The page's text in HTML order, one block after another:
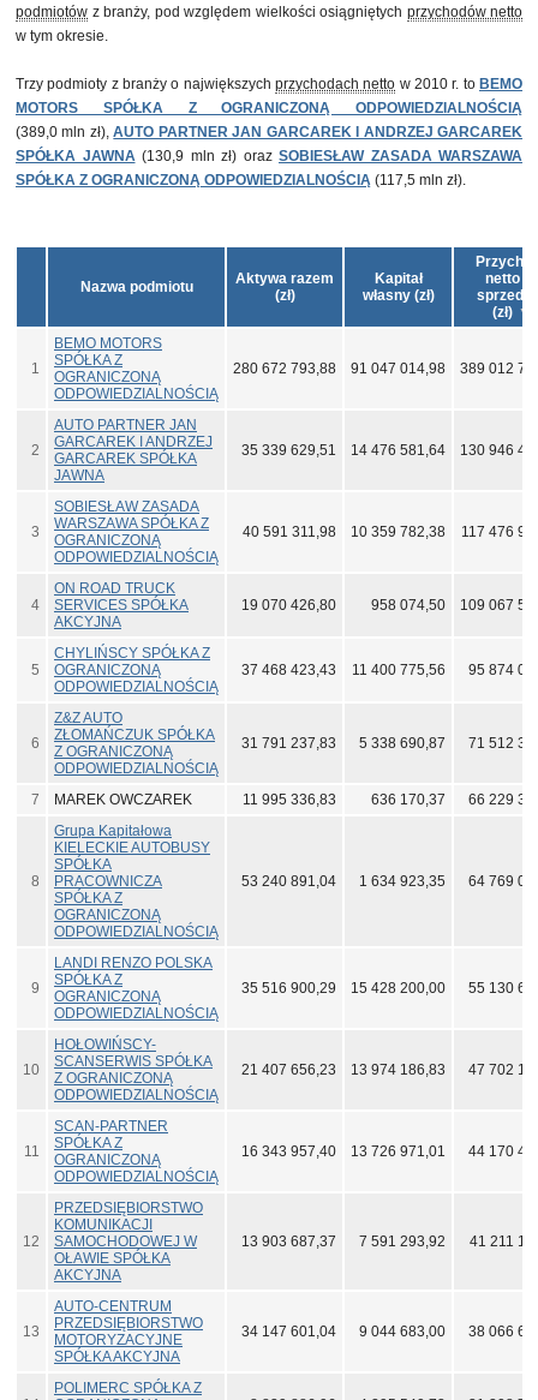
podmiotów z branży, pod względem wielkości osiągniętych przychodów netto
w tym okresie.
Trzy podmioty z branży o największych przychodach netto w 2010 r. to BEMO
MOTORS SPÓŁKA Z OGRANICZONĄ ODPOWIEDZIALNOŚCIĄ
(389,0 mln zł),AUTO PARTNER JAN GARCAREK I ANDRZEJ GARCAREK
SPÓŁKA JAWNA(130,9 mln zł) oraz SOBIESŁAW ZASADA WARSZAWA
SPÓŁKA Z OGRANICZONĄ ODPOWIEDZIALNOŚCIĄ (117,5 mln zł).
Nazwa podmiotu
Aktywa razem
(zł)
Kapitał
własny (zł)
netto ze
(zł)
1
BEMO MOTORS
SPÓŁKA Z
OGRANICZONĄ
ODPOWIEDZIALNOŚCIĄ
280 672 793,88 91 047 014,98 389 012
2
AUTO PARTNER JAN
GARCAREK I ANDRZEJ
GARCAREK SPÓŁKA
JAWNA
35 339 629,51 14 476 581,64 130 946
3
SOBIESŁAW ZASADA
WARSZAWA SPÓŁKA Z
OGRANICZONĄ
ODPOWIEDZIALNOŚCIĄ
40 591 311,98 10 359 782,38 117 476
4
ON ROAD TRUCK
SERVICES SPÓŁKA
AKCYJNA
19 070 426,80 958 074,50 109 067
5
CHYLIŃSCY SPÓŁKA Z
OGRANICZONĄ
ODPOWIEDZIALNOŚCIĄ
37 468 423,43 11 400 775,56 95 874
6
Z&Z AUTO
ZŁOMAŃCZUK SPÓŁKA
Z OGRANICZONĄ
ODPOWIEDZIALNOŚCIĄ
31 791 237,83 5 338 690,87 71 512
7 MAREK OWCZAREK 11 995 336,83 636 170,37 66 229
8
Grupa Kapitałowa
KIELECKIE AUTOBUSY
SPÓŁKA
PRACOWNICZA
SPÓŁKA Z
OGRANICZONĄ
ODPOWIEDZIALNOŚCIĄ
53 240 891,04 1 634 923,35 64 769
9
LANDI RENZO POLSKA
SPÓŁKA Z
OGRANICZONĄ
ODPOWIEDZIALNOŚCIĄ
35 516 900,29 15 428 200,00 55 130
10
HOŁOWIŃSCY-
SCANSERWIS SPÓŁKA
Z OGRANICZONĄ
ODPOWIEDZIALNOŚCIĄ
21 407 656,23 13 974 186,83 47 702
11
SCAN-PARTNER
SPÓŁKA Z
OGRANICZONĄ
ODPOWIEDZIALNOŚCIĄ
16 343 957,40 13 726 971,01 44 170
12
PRZEDSIĘBIORSTWO
KOMUNIKACJI
SAMOCHODOWEJ W
OŁAWIE SPÓŁKA
AKCYJNA
13 903 687,37 7 591 293,92 41 211
13
AUTO-CENTRUM
PRZEDSIĘBIORSTWO
MOTORYZACYJNE
SPÓŁKA AKCYJNA
34 147 601,04 9 044 683,00 38 066
POLIMERC SPÓŁKA Z